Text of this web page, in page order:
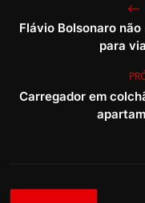
Flávio Bolsonaro
para
Carregador em